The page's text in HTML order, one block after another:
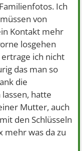
Ich
von
Kontakt mehr
losgehen
ich nicht
das man so
die
hatte
Mutter, auch
den Schlüsseln
mehr was da zu